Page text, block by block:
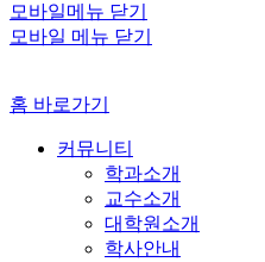
모바일메뉴 닫기
모바일 메뉴 닫기
홈 바로가기
커뮤니티
학과소개
교수소개
대학원소개
학사안내